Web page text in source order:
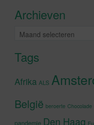
Archieven
Archieven
Tags
Afrika ALS
België beroerte Chocolade
pandemie Den Haag